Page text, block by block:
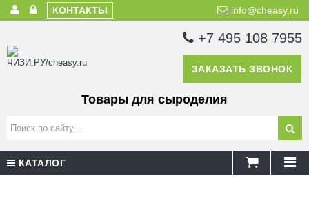
КОНТАКТЫ info@cheasy.ru
+7 495 108 7955
ЗАКАЗАТЬ ЗВОНОК
Товары для сыроделия
КАТАЛОГ